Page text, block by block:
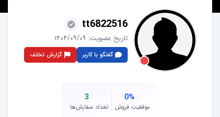
tt6822516
تاریخ عضویت: ۱۴۰۴/۰۹/۰۹
گفتگو با کاربر گزارش تخلف
0%
موفقیت فروش
3
تعداد سفارش‌ها